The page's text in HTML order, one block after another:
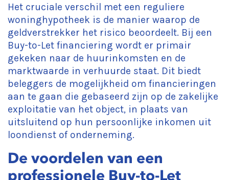
Het cruciale verschil met een reguliere
woninghypotheek is de manier waarop de
geldverstrekker het risico beoordeelt. Bij een
Buy-to-Let financiering wordt er primair
gekeken naar de huurinkomsten en de
marktwaarde in verhuurde staat. Dit biedt
beleggers de mogelijkheid om financieringen
aan te gaan die gebaseerd zijn op de zakelijke
exploitatie van het object, in plaats van
uitsluitend op hun persoonlijke inkomen uit
loondienst of onderneming.
De voordelen van een
professionele Buy-to-Let